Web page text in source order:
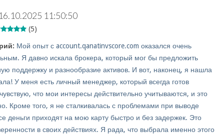
11:50:50
(5)
Мой опыт с account.qanatinvscore.com оказался очень
Я давно искала брокера, который мог бы предложить
поддержку и разнообразие активов. И вот, наконец, я нашла
У меня есть личный менеджер, который всегда готов
что мои интересы действительно учитываются, и это
Кроме того, я не сталкивалась с проблемами при выводе
деньги приходят на мою карту быстро и без задержек. Это
в своих действиях. Я рада, что выбрала именно этого